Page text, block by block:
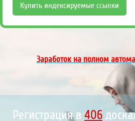
Купить индексируемые ссылки
Заработок на полном
Регистрация в 451